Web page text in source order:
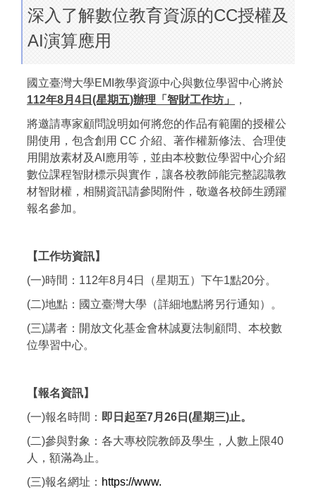
深入了解數位教育資源的CC授權及
AI演算應用
國立臺灣大學EMI教學資源中心與數位學習中心將於
112年8月 4日(星期五)辦理「智財工作坊」
，
將邀請專家顧問說明如何將您的作品有範圍的授權公
開使用， 包含創用 CC 介紹、著作權新修法、合理使
用開放素材及AI應用等， 並由本校數位學習中心介紹
數位課程智財標示與實作， 讓各校教師能完整認識教
材智財權，相關資訊請參閱附件， 敬邀各校師生踴躍
報名參加。
【工作坊資訊】
(一)時間：112年8月4日（星期五）下午1點20分。
(二)地點：國立臺灣大學（詳細地點將另行通知）。
(三)講者：開放文化基金會林誠夏法制顧問、本校數
位學習中心。
【報名資訊】
(一)報名時間： 即日起至7月26日(星期三)止。
(二)參與對象：各大專校院教師及學生，人數上限40
人， 額滿為止。
(三)報名網址： https://www.